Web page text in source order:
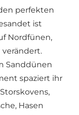
perfekten
ist
Nordfünen,
Sanddünen
spaziert ihr
Hasen